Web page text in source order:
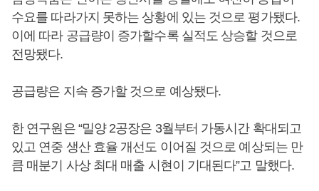
수요를 따라가지 못하는 상황에 있는 것으로 평가됐다.
이에 따라 공급량이 증가할수록 실적도 상승할 것으로
전망됐다.
공급량은 지속 증가할 것으로 예상됐다.
한 연구원은 “밀양 2공장은 3월부터 가동시간 확대되고
있고 연중 생산 효율 개선도 이어질 것으로 예상되는 만
큼 매분기 사상 최대 매출 시현이 기대된다”고 말했다.